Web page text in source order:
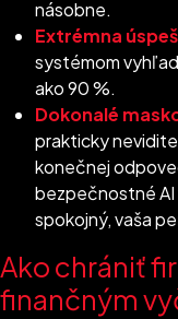
násobne.
Extrémna
systémom
ako 90 %.
Dokonalé
prakticky
konečnej
bezpečnostné AI
spokojný, vaša
Ako chrániť
finančným